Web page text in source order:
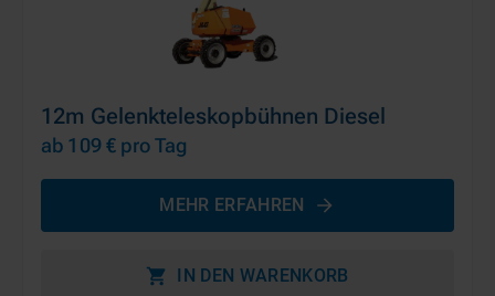
12m Gelenkteleskopbühnen Diesel
ab 109 € pro Tag
MEHR ERFAHREN
IN DEN WARENKORB